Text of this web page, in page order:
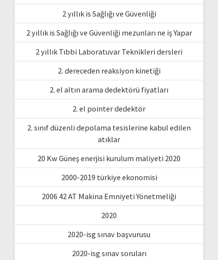
2 yıllık is Sağlığı ve Güvenliği
2 yıllık is Sağlığı ve Güvenliği mezunları ne iş Yapar
2 yıllık Tıbbi Laboratuvar Teknikleri dersleri
2. dereceden reaksiyon kinetiği
2. el altın arama dedektörü fiyatları
2. el pointer dedektör
2. sınıf düzenli depolama tesislerine kabul edilen
atıklar
20 Kw Güneş enerjisi kurulum maliyeti 2020
2000-2019 türkiye ekonomisi
2006 42 AT Makina Emniyeti Yönetmeliği
2020
2020-isg sınav başvurusu
2020-isg sınav soruları